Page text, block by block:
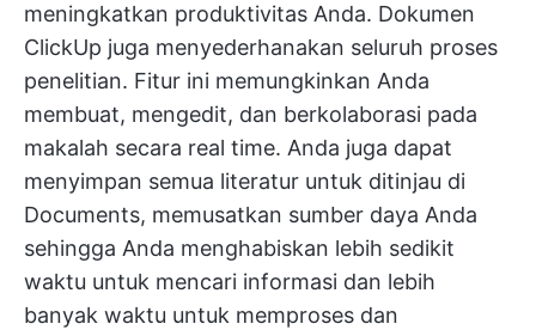
meningkatkan produktivitas Anda. Dokumen
ClickUp juga menyederhanakan seluruh proses
penelitian. Fitur ini memungkinkan Anda
membuat, mengedit, dan berkolaborasi pada
makalah secara real time. Anda juga dapat
menyimpan semua literatur untuk ditinjau di
Documents, memusatkan sumber daya Anda
sehingga Anda menghabiskan lebih sedikit
waktu untuk mencari informasi dan lebih
banyak waktu untuk memproses dan